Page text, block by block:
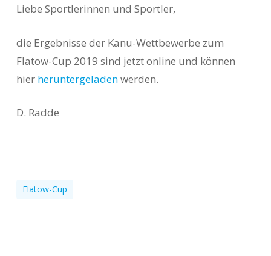
Liebe Sportlerinnen und Sportler,
die Ergebnisse der Kanu-Wettbewerbe zum
Flatow-Cup 2019 sind jetzt online und können
hier heruntergeladenwerden.
D. Radde
Flatow-Cup